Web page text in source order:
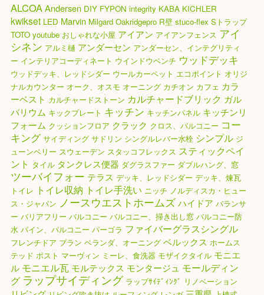
ALCOAAndersen DIY FYPON integrity KABA KICHLER
kwikset LED Marvin Milgard Oakridgepro R壁 stuco-flex Sトラップ
TOTO youtube おしゃれな小屋 アイアン アイアンフェンス アイ
シネン アルミ樋 アンダーセン アンダーセン、インテグリティ
ー インテリアコーディネート ウインドウベンチ ウッドデッキ
ウッドデッキ、レッドシダー ウールカーペット エコポイント オリジ
ナルカウンター オーク、オスモ オーニング カチオン カフェ カラ
ーベスト カルチャードストーン カルチャードブリック ガル
バリウム キックプレート キッチン キッチンパネル キッチンリ
フォーム クッションフロア クラック クロス、バルコニー コー
キング サイディング サドリン シングルレバー水栓 シンプル ジ
ューンベリー スウェーデン スタッコフレックス スティックペイ
ント タイル タンクレス便器 ダグラスファー ダブルハング、窓
ツーバイフォー テラス デッキ、レッドシダー デッキ、煉瓦
トイレ トイレ収納 トイレ手洗い ニッチ ノルディスカ・ヒュー
ス・ジャパン ノースウエストホームズハイドア バランサ
ー バリアフリー バルコニー バルコニー、掃き出し窓 バルコニー防
水 パイン、バルコニー パーゴラ ファイバーグラスシングル
フレンチドア プラン ベランダ、オーニング ベルックス ホームス
テッド ポスト マーヴィン ミーレ、食洗器 モザイクタイル モニエ
ル モニエル瓦 モルテックス モンタージュ モールディン
グ ラップサイディング ラップｻｲﾃﾞｨﾝｸﾞ リノベーション